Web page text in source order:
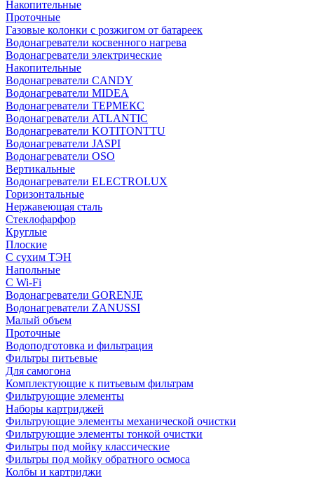
Накопительные
Проточные
Газовые колонки с розжигом от батареек
Водонагреватели косвенного нагрева
Водонагреватели электрические
Накопительные
Водонагреватели CANDY
Водонагреватели MIDEA
Водонагреватели ТЕРМЕКС
Водонагреватели ATLANTIC
Водонагреватели KOTITONTTU
Водонагреватели JASPI
Водонагреватели OSO
Вертикальные
Водонагреватели ELECTROLUX
Горизонтальные
Нержавеющая сталь
Стеклофарфор
Круглые
Плоские
С сухим ТЭН
Напольные
С Wi-Fi
Водонагреватели GORENJE
Водонагреватели ZANUSSI
Малый объем
Проточные
Водоподготовка и фильтрация
Фильтры питьевые
Для самогона
Комплектующие к питьевым фильтрам
Фильтрующие элементы
Наборы картриджей
Фильтрующие элементы механической очистки
Фильтрующие элементы тонкой очистки
Фильтры под мойку классические
Фильтры под мойку обратного осмоса
Колбы и картриджи